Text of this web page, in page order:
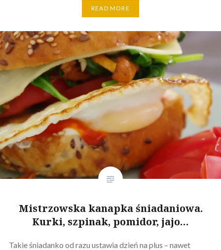
READ MORE
Mistrzowska kanapka śniadaniowa.
Kurki, szpinak, pomidor, jajo…
Takie śniadanko od razu ustawia dzień na plus – nawet